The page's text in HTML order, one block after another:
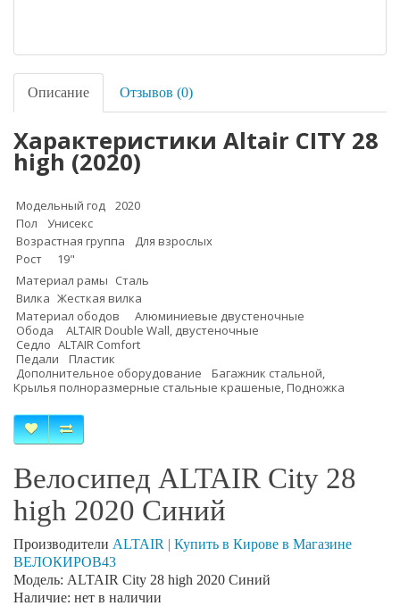
Описание Отзывов (0)
Характеристики Altair CITY 28
high (2020)
Модельный год
2020
Пол
Унисекс
Возрастная группа
Для взрослых
Рост
19"
Материал рамы Сталь
Вилка Жесткая вилка
Материал ободов
Алюминиевые двустеночные
Обода
ALTAIR Double Wall, двустеночные
Седло ALTAIR Comfort
Педали
Пластик
Дополнительное оборудование
Багажник стальной,
Крылья полноразмерные стальные крашеные, Подножка
Велосипед ALTAIR City 28
high 2020 Синий
Производители ALTAIR | Купить в Кирове в Магазине
ВЕЛОКИРОВ43
Модель: ALTAIR City 28 high 2020 Синий
Наличие: нет в наличии